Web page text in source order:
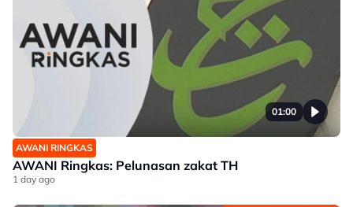
01:00
AWANI RINGKAS
AWANI Ringkas: Pelunasan zakat TH
1 day ago